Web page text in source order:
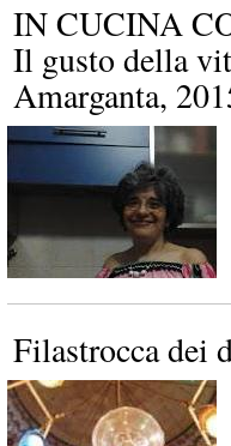
IN CUCINA
Il gusto della
Amarganta,
Filastrocca dei